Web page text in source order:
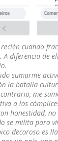
cuando
diferencia de
sumarme
la batalla
me
a los
honestidad,
se milita para
decoroso es